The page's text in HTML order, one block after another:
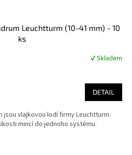
Leuchtturm (10-41 mm) - 10
ks
✔ Skladem
DETAIL
jsou vlajkovou lodí firmy Leuchtturm.
mincí do jednoho systému.